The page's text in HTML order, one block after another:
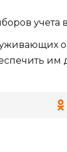
учета
им